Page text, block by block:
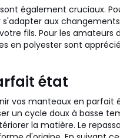
également cruciaux.
aux
fils. Pour les amateurs
polyester sont
état
vos manteaux en parfait
un cycle doux à basse
la matière. Le